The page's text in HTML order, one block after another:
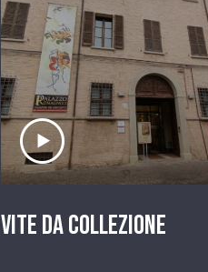
Ascolta il servizio
Vite da Collezione